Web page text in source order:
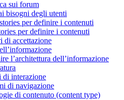
sui forum
bisogni degli utenti
per definire i contenuti
per definire i contenuti
di accettazione
l’architettura dell’informazione
di interazione
di navigazione
di contenuto (content type)